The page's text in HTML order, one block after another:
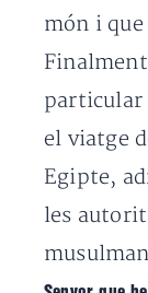
món i que
particular
el viatge
Egipte,
les